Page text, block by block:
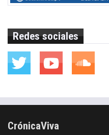
Redes sociales
CrónicaViva